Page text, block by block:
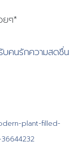
ยๆ*
คนรักความสดชื่น
plant-filled-